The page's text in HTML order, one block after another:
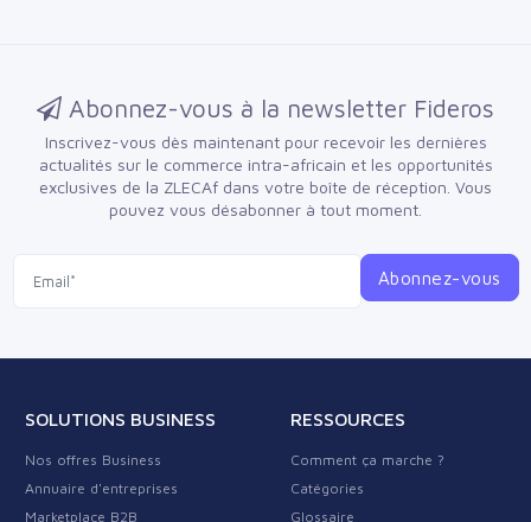
Abonnez-vous à la newsletter Fideros
Inscrivez-vous dès maintenant pour recevoir les dernières
actualités sur le commerce intra-africain et les opportunités
exclusives de la ZLECAf dans votre boîte de réception. Vous
pouvez vous désabonner à tout moment.
Abonnez-vous
SOLUTIONS BUSINESS
Nos offres Business
Annuaire d'entreprises
Marketplace B2B
RESSOURCES
Comment ça marche ?
Catégories
Glossaire